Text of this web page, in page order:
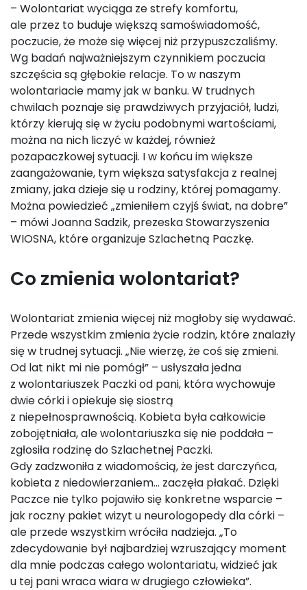
– Wolontariat wyciąga ze strefy komfortu,
ale przez to buduje większą samoświadomość,
poczucie, że może się więcej niż przypuszczaliśmy.
Wg badań najważniejszym czynnikiem poczucia
szczęścia są głębokie relacje. To w naszym
wolontariacie mamy jak w banku. W trudnych
chwilach poznaje się prawdziwych przyjaciół, ludzi,
którzy kierują się w życiu podobnymi wartościami,
można na nich liczyć w każdej, również
pozapaczkowej sytuacji. I w końcu im większe
zaangażowanie, tym większa satysfakcja z realnej
zmiany, jaka dzieje się u rodziny, której pomagamy.
Można powiedzieć „zmieniłem czyjś świat, na dobre”
– mówi Joanna Sadzik, prezeska Stowarzyszenia
WIOSNA, które organizuje Szlachetną Paczkę.
Co zmienia wolontariat?
Wolontariat zmienia więcej niż mogłoby się wydawać.
Przede wszystkim zmienia życie rodzin, które znalazły
się w trudnej sytuacji. „Nie wierzę, że coś się zmieni.
Od lat nikt mi nie pomógł” – usłyszała jedna
z wolontariuszek Paczki od pani, która wychowuje
dwie córki i opiekuje się siostrą
z niepełnosprawnością. Kobieta była całkowicie
zobojętniała, ale wolontariuszka się nie poddała –
zgłosiła rodzinę do Szlachetnej Paczki.
Gdy zadzwoniła z wiadomością, że jest darczyńca,
kobieta z niedowierzaniem… zaczęła płakać. Dzięki
Paczce nie tylko pojawiło się konkretne wsparcie –
jak roczny pakiet wizyt u neurologopedy dla córki –
ale przede wszystkim wróciła nadzieja. „To
zdecydowanie był najbardziej wzruszający moment
dla mnie podczas całego wolontariatu, widzieć jak
u tej pani wraca wiara w drugiego człowieka”.